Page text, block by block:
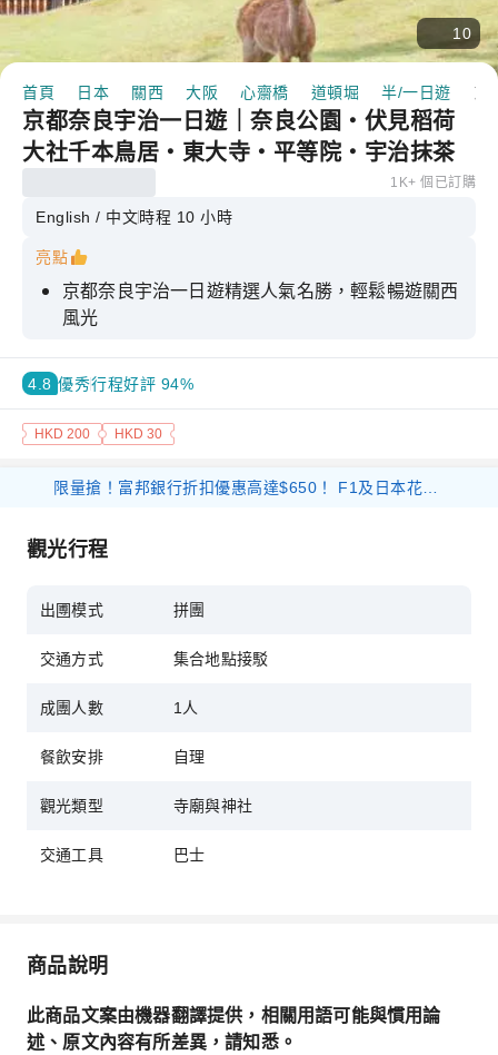
10
首頁 日本 關西 大阪 心齋橋 道頓堀 半/一日遊
京都奈良宇治一日遊｜奈良公園・伏見稻荷
大社千本鳥居・東大寺・平等院・宇治抹茶
1K+ 個已訂購
English / 中文時程 10 小時
亮點
京都奈良宇治一日遊精選人氣名勝，輕鬆暢遊關西
風光
走進奈良公園親近可愛小鹿，留下難忘旅遊回憶
探索伏見稻荷大社千本鳥居，感受壯麗參道風情
造訪東大寺和平等院，品味宇治抹茶與歷史韻味
4.8 優秀行程好評 94%
HKD 200 HKD 30
觀光行程
出圑模式 拼團
交通方式 集合地點接駁
成團人數 1人
餐飲安排 自理
觀光類型 寺廟與神社
交通工具 巴士
商品說明
此商品文案由機器翻譯提供，相關用語可能與慣用論
述、原文內容有所差異，請知悉。